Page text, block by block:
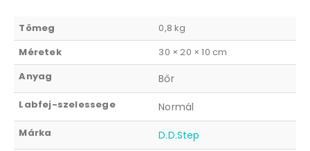
Tömeg
0,8 kg
Méretek
30 × 20 × 10 cm
Anyag
Bőr
Labfej-szelessege Normál
Márka D.D.Step